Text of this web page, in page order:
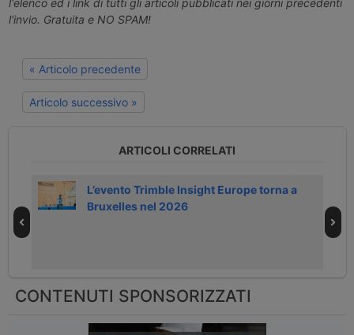
l'elenco ed i link di tutti gli articoli pubblicati nei giorni precedenti
l'invio. Gratuita e NO SPAM!
« Articolo precedente
Articolo successivo »
ARTICOLI CORRELATI
L’evento Trimble Insight Europe torna a
Bruxelles nel 2026
CONTENUTI SPONSORIZZATI